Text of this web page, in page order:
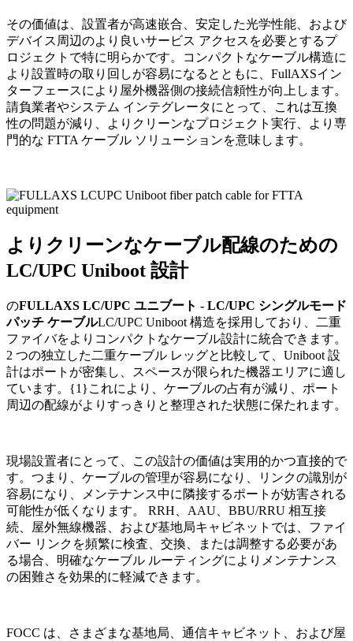
その価値は、設置者が高速嵌合、安定した光学性能、および
デバイス周辺のより良いサービス アクセスを必要とするプ
ロジェクトで特に明らかです。コンパクトなケーブル構造に
より設置時の取り回しが容易になるとともに、FullAXSイン
ターフェースにより屋外機器側の接続信頼性が向上します。
請負業者やシステム インテグレータにとって、これは互換
性の問題が減り、よりクリーンなプロジェクト実行、より専
門的な FTTA ケーブル ソリューションを意味します。
よりクリーンなケーブル配線のための
LC/UPC Uniboot 設計
のFULLAXS LC/UPC ユニブート - LC/UPC シングルモード
パッチ ケーブルLC/UPC Uniboot 構造を採用しており、二重
ファイバをよりコンパクトなケーブル設計に統合できます。
2 つの独立した二重ケーブル レッグと比較して、Uniboot 設
計はポートが密集し、スペースが限られた機器エリアに適し
ています。{1}これにより、ケーブルの占有が減り、ポート
周辺の配線がよりすっきりと整理された状態に保たれます。
現場設置者にとって、この設計の価値は実用的かつ直接的で
す。つまり、ケーブルの管理が容易になり、リンクの識別が
容易になり、メンテナンス中に隣接するポートが妨害される
可能性が低くなります。 RRH、AAU、BBU/RRU 相互接
続、屋外無線機器、および基地局キャビネットでは、ファイ
バー リンクを頻繁に検査、交換、または調整する必要があ
る場合、明確なケーブル ルーティングによりメンテナンス
の困難さを効果的に軽減できます。
FOCC は、さまざまな基地局、通信キャビネット、および屋